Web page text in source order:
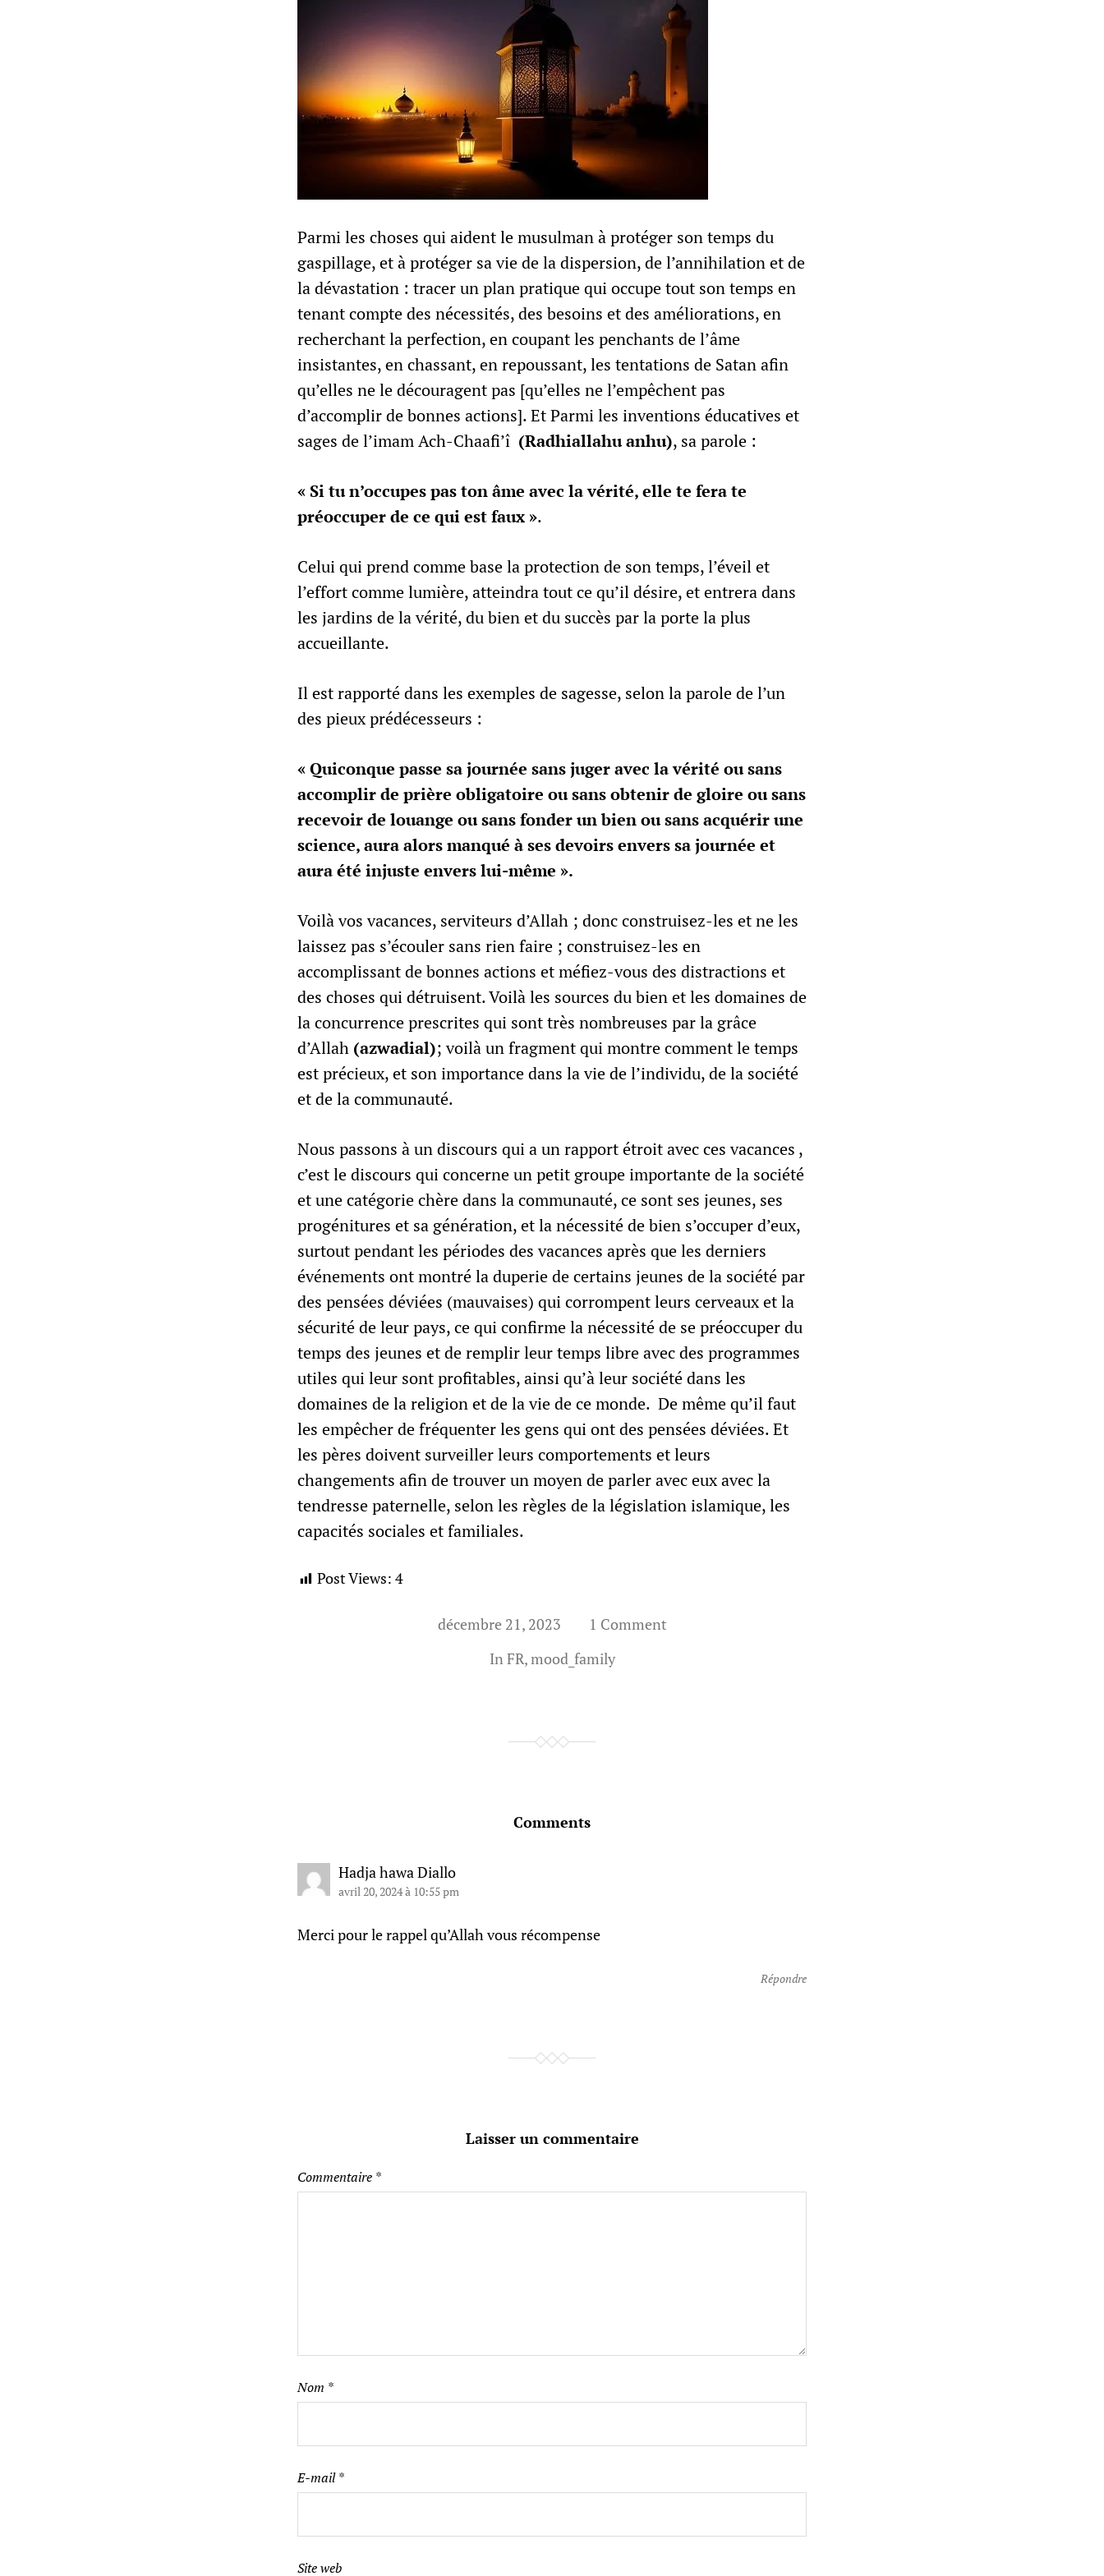
Parmi les choses qui aident le musulman à protéger son temps du
gaspillage, et à protéger sa vie de la dispersion, de l’annihilation et de
la dévastation : tracer un plan pratique qui occupe tout son temps en
tenant compte des nécessités, des besoins et des améliorations, en
recherchant la perfection, en coupant les penchants de l’âme
insistantes, en chassant, en repoussant, les tentations de Satan afin
qu’elles ne le découragent pas [qu’elles ne l’empêchent pas
d’accomplir de bonnes actions]. Et Parmi les inventions éducatives et
sages de l’imam Ach-Chaafi’î (Radhiallahu anhu), sa parole :
« Si tu n’occupes pas ton âme avec la vérité, elle te fera te
préoccuper de ce qui est faux ».
Celui qui prend comme base la protection de son temps, l’éveil et
l’effort comme lumière, atteindra tout ce qu’il désire, et entrera dans
les jardins de la vérité, du bien et du succès par la porte la plus
accueillante.
Il est rapporté dans les exemples de sagesse, selon la parole de l’un
des pieux prédécesseurs :
« Quiconque passe sa journée sans juger avec la vérité ou sans
accomplir de prière obligatoire ou sans obtenir de gloire ou sans
recevoir de louange ou sans fonder un bien ou sans acquérir une
science, aura alors manqué à ses devoirs envers sa journée et
aura été injuste envers lui-même ».
Voilà vos vacances, serviteurs d’Allah ; donc construisez-les et ne les
laissez pas s’écouler sans rien faire ; construisez-les en
accomplissant de bonnes actions et méfiez-vous des distractions et
des choses qui détruisent. Voilà les sources du bien et les domaines de
la concurrence prescrites qui sont très nombreuses par la grâce
d’Allah (azwadial); voilà un fragment qui montre comment le temps
est précieux, et son importance dans la vie de l’individu, de la société
et de la communauté.
Nous passons à un discours qui a un rapport étroit avec ces vacances ,
c’est le discours qui concerne un petit groupe importante de la société
et une catégorie chère dans la communauté, ce sont ses jeunes, ses
progénitures et sa génération, et la nécessité de bien s’occuper d’eux,
surtout pendant les périodes des vacances après que les derniers
événements ont montré la duperie de certains jeunes de la société par
des pensées déviées (mauvaises) qui corrompent leurs cerveaux et la
sécurité de leur pays, ce qui confirme la nécessité de se préoccuper du
temps des jeunes et de remplir leur temps libre avec des programmes
utiles qui leur sont profitables, ainsi qu’à leur société dans les
domaines de la religion et de la vie de ce monde. De même qu’il faut
les empêcher de fréquenter les gens qui ont des pensées déviées. Et
les pères doivent surveiller leurs comportements et leurs
changements afin de trouver un moyen de parler avec eux avec la
tendresse paternelle, selon les règles de la législation islamique, les
capacités sociales et familiales.
Post Views: 4
décembre 21, 2023
1 Comment
In FR,mood_family
Comments
Hadja hawa Diallo
avril 20, 2024 à 10:55 pm
Merci pour le rappel qu’Allah vous récompense
Répondre
Laisser un commentaire
Commentaire *
Nom *
E-mail*
Site web